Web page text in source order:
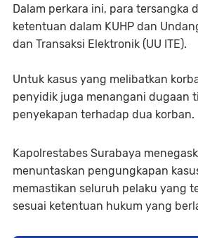
Dalam perkara ini, para tersangka
ketentuan dalam KUHP dan
dan Transaksi Elektronik (UU ITE).
Untuk kasus yang melibatkan
penyidik juga menangani dugaan
penyekapan terhadap dua korban.
Kapolrestabes Surabaya
menuntaskan pengungkapan
memastikan seluruh pelaku yang
sesuai ketentuan hukum yang